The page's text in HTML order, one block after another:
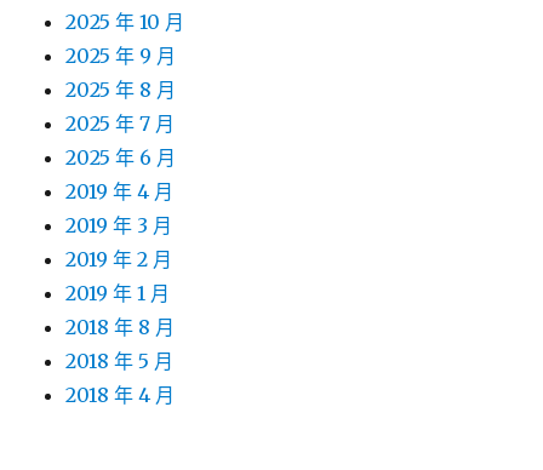
2025 年 10 月
2025 年 9 月
2025 年 8 月
2025 年 7 月
2025 年 6 月
2019 年 4 月
2019 年 3 月
2019 年 2 月
2019 年 1 月
2018 年 8 月
2018 年 5 月
2018 年 4 月